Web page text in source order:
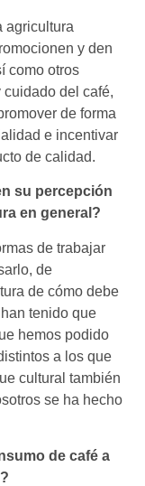
agricultura
y den
como otros
del café,
de forma
e incentivar
de calidad.
su percepción
en general?
de trabajar
de
de cómo debe
tenido que
hemos podido
a los que
cultural también
se ha hecho
de café a